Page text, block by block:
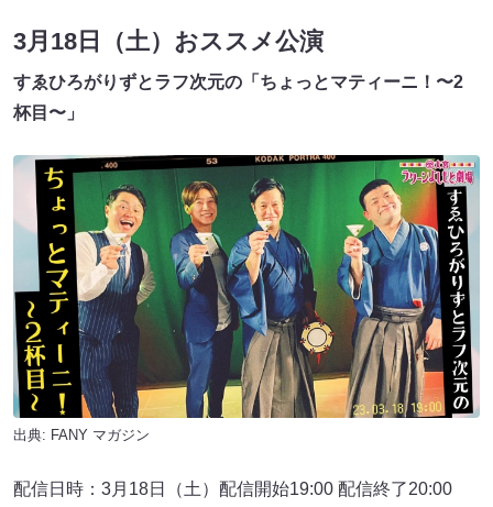
3月18日（土）おススメ公演
すゑひろがりずとラフ次元の「ちょっとマティーニ！〜2
杯⽬〜」
出典: FANY マガジン
配信日時：3月18日（土）配信開始19:00 配信終了20:00